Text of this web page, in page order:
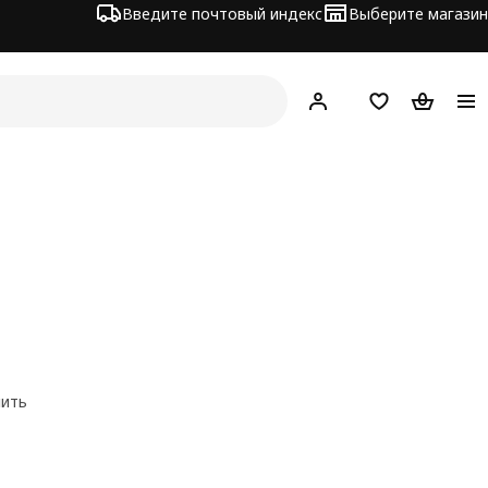
Введите почтовый индекс Выберите магазин
Hej! ВойтиСписокКорзина